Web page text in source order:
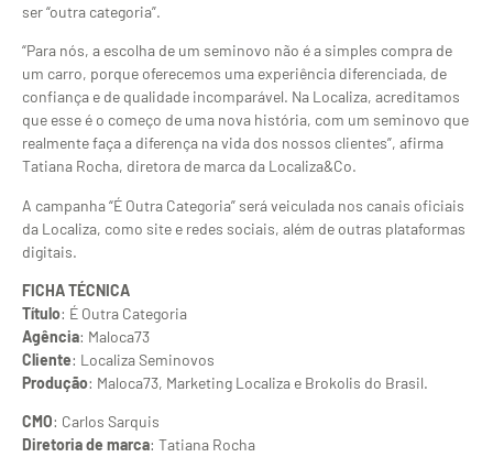
ser “outra categoria”.
“Para nós, a escolha de um seminovo não é a simples compra de
um carro, porque oferecemos uma experiência diferenciada, de
confiança e de qualidade incomparável. Na Localiza, acreditamos
que esse é o começo de uma nova história, com um seminovo que
realmente faça a diferença na vida dos nossos clientes”, afirma
Tatiana Rocha, diretora de marca da Localiza&Co.
A campanha “É Outra Categoria” será veiculada nos canais oficiais
da Localiza, como site e redes sociais, além de outras plataformas
digitais.
FICHA TÉCNICA
Título: É Outra Categoria
Agência: Maloca73
Cliente: Localiza Seminovos
Produção: Maloca73, Marketing Localiza e Brokolis do Brasil.
CMO: Carlos Sarquis
Diretoria de marca: Tatiana Rocha